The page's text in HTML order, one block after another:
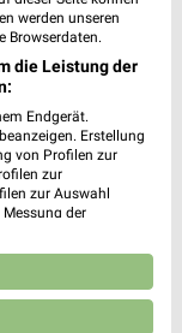
werden unseren
Browserdaten.
die Leistung der
Endgerät.
Erstellung
von Profilen zur
zur
zur Auswahl
der
Entwicklung und
zur Auswahl
und in die